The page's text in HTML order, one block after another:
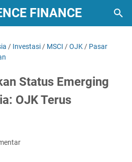
FINANCE
/ Investasi / MSCI /OJK / Pasar
Status Emerging
OJK Terus